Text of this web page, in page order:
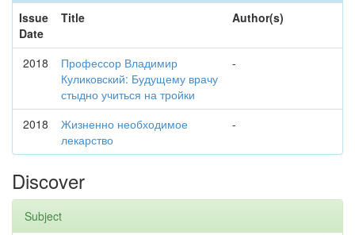
Issue
Date
Title Author(s)
2018
Профессор Владимир
Куликовский: Будущему врачу
стыдно учиться на тройки
-
2018
Жизненно необходимое
лекарство
-
Discover
Subject